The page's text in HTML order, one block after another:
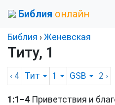
Библия онлайн
Библия › Женевская
Титу, 1
‹ 4 Тит 1 GSB 2 ›
1:1−4 Приветствия и